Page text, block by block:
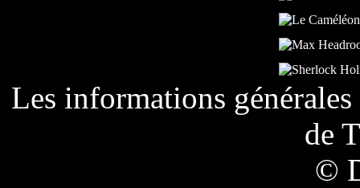
Les informations générales
de
©